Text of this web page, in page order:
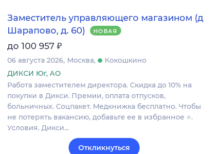
Заместитель управляющего магазином (д
Шарапово, д. 60)
НОВАЯ
до 100 957 ₽
06 августа 2026 Москва
Кокошкино
ДИКСИ Юг, АО
Работа заместителем директора. Скидка до 10% на
покупки в Дикси. Премии, оплата отпусков,
больничных. Соцпакет. Медкнижка бесплатно. Чтобы
не потерять вакансию, добавьте ее в избранное ⭐.
Условия. Дикси…
Откликнуться